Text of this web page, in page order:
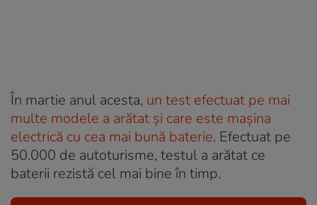
În martie anul acesta, un test efectuat pe mai
multe modele a arătat și care este mașina
electrică cu cea mai bună baterie. Efectuat pe
50.000 de autoturisme, testul a arătat ce
baterii rezistă cel mai bine în timp.